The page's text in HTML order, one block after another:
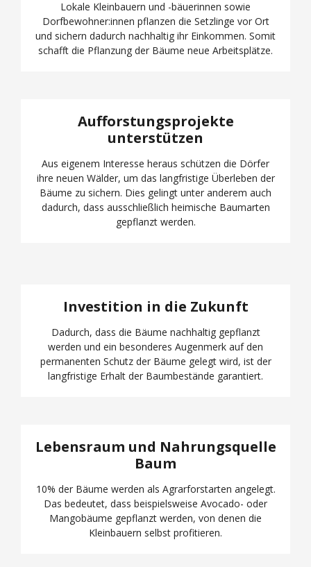
Lokale Kleinbauern und -bäuerinnen sowie
Dorfbewohner:innen pflanzen die Setzlinge vor Ort
und sichern dadurch nachhaltig ihr Einkommen. Somit
schafft die Pflanzung der Bäume neue Arbeitsplätze.
Aufforstungsprojekte
unterstützen
Aus eigenem Interesse heraus schützen die Dörfer
ihre neuen Wälder, um das langfristige Überleben der
Bäume zu sichern. Dies gelingt unter anderem auch
dadurch, dass ausschließlich heimische Baumarten
gepflanzt werden.
Investition in die Zukunft
Dadurch, dass die Bäume nachhaltig gepflanzt
werden und ein besonderes Augenmerk auf den
permanenten Schutz der Bäume gelegt wird, ist der
langfristige Erhalt der Baumbestände garantiert.
Lebensraum und Nahrungsquelle
Baum
10% der Bäume werden als Agrarforstarten angelegt.
Das bedeutet, dass beispielsweise Avocado- oder
Mangobäume gepflanzt werden, von denen die
Kleinbauern selbst profitieren.